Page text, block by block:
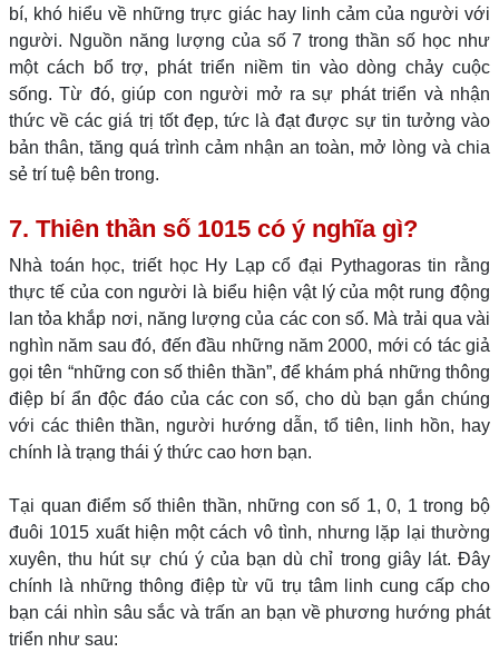
bí, khó hiểu về những trực giác hay linh cảm của người với
người. Nguồn năng lượng của số 7 trong thần số học như
một cách bổ trợ, phát triển niềm tin vào dòng chảy cuộc
sống. Từ đó, giúp con người mở ra sự phát triển và nhận
thức về các giá trị tốt đẹp, tức là đạt được sự tin tưởng vào
bản thân, tăng quá trình cảm nhận an toàn, mở lòng và chia
sẻ trí tuệ bên trong.
7. Thiên thần số 1015 có ý nghĩa gì?
Nhà toán học, triết học Hy Lạp cổ đại Pythagoras tin rằng
thực tế của con người là biểu hiện vật lý của một rung động
lan tỏa khắp nơi, năng lượng của các con số. Mà trải qua vài
nghìn năm sau đó, đến đầu những năm 2000, mới có tác giả
gọi tên “những con số thiên thần”, để khám phá những thông
điệp bí ẩn độc đáo của các con số, cho dù bạn gắn chúng
với các thiên thần, người hướng dẫn, tổ tiên, linh hồn, hay
chính là trạng thái ý thức cao hơn bạn.
Tại quan điểm số thiên thần, những con số 1, 0, 1 trong bộ
đuôi 1015 xuất hiện một cách vô tình, nhưng lặp lại thường
xuyên, thu hút sự chú ý của bạn dù chỉ trong giây lát. Đây
chính là những thông điệp từ vũ trụ tâm linh cung cấp cho
bạn cái nhìn sâu sắc và trấn an bạn về phương hướng phát
triển như sau: